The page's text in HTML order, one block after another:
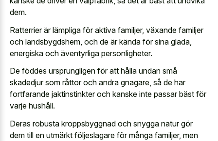
dem.
Ratterrier är lämpliga för aktiva familjer, växande familjer
och landsbygdshem, och de är kända för sina glada,
energiska och äventyrliga personligheter.
De föddes ursprungligen för att hålla undan små
skadedjur som råttor och andra gnagare, så de har
fortfarande jaktinstinkter och kanske inte passar bäst för
varje hushåll.
Deras robusta kroppsbyggnad och snygga naturgör
dem till en utmärkt följeslagare för många familjer, men